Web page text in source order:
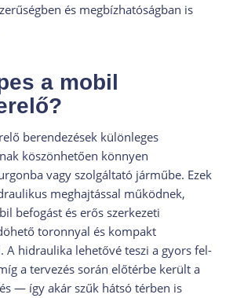
és megbízhatóságban is
a mobil
berendezések különleges
köszönhetően könnyen
vagy szolgáltató járműbe. Ezek
meghajtással működnek,
befogást és erős szerkezeti
toronnyal és kompakt
A hidraulika lehetővé teszi a gyors fel-
a tervezés során előtérbe került a
— így akár szűk hátsó térben is